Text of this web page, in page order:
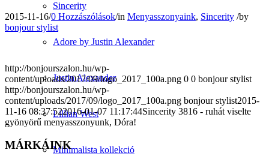
Sincerity
Adore by Justin Alexander
Justin Alexander
Lillian West
Minimalista kollekció
2015-11-16/0 Hozzászólások/in Menyasszonyaink, Sincerity /by
bonjour stylist
http://bonjourszalon.hu/wp-
content/uploads/2017/09/logo_2017_100a.png 0 0 bonjour stylist
http://bonjourszalon.hu/wp-
content/uploads/2017/09/logo_2017_100a.png bonjour stylist2015-
11-16 08:37:522016-01-07 11:17:44Sincerity 3816 - ruhát viselte
gyönyörű menyasszonyunk, Dóra!
MÁRKÁINK